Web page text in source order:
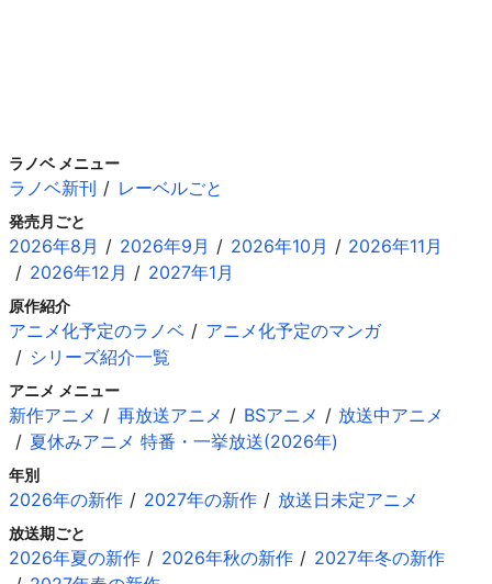
ラノベ メニュー
ラノベ新刊 レーベルごと
発売月ごと
2026年8月 2026年9月 2026年10月
2026年11月
2026年12月
2027年1月
原作紹介
アニメ化予定のラノベ
アニメ化予定のマンガ
シリーズ紹介一覧
アニメ メニュー
新作アニメ 再放送アニメ BSアニメ
放送中アニメ
夏休みアニメ 特番・一挙放送(2026年)
年別
2026年の新作 2027年の新作 放送日未定アニメ
放送期ごと
2026年夏の新作 2026年秋の新作
2027年冬の新作